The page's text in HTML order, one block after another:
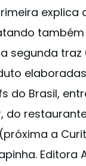
explica
segunda traz
do Brasil,
do
a
Editora